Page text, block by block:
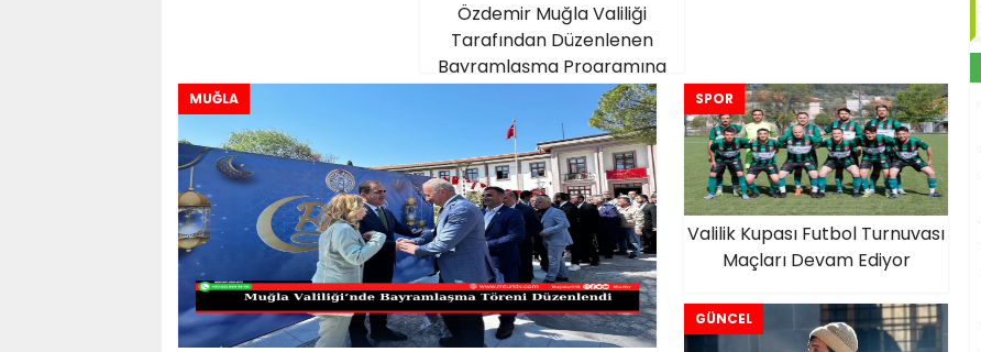
Özdemir Muğla Valiliği
Tarafından Düzenlenen
Bayramlaşma Programına
MUĞLA SPOR
Valilik Kupası Futbol Turnuvası
Maçları Devam Ediyor
GÜNCEL